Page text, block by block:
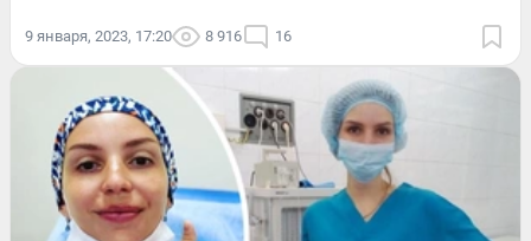
9 января, 2023, 17:20 8 916 16